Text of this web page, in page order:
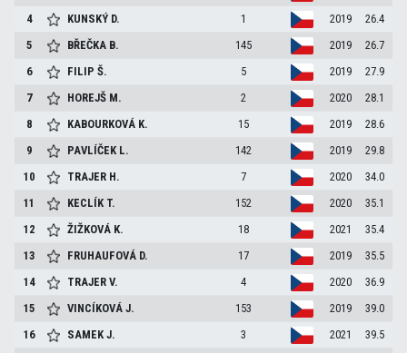
4
KUNSKÝ D. 1 2019
26.4
5
BŘEČKA B. 145 2019
26.7
6
FILIPŠ. 5 2019
27.9
7
HOREJŠ M. 2 2020
28.1
8
KABOURKOVÁ K. 15 2019
28.6
9
PAVLÍČEK L. 142 2019
29.8
10
TRAJER H. 7 2020
34.0
11
KECLÍK T. 152 2020
35.1
12
ŽIŽKOVÁ K. 18 2021
35.4
13
FRUHAUFOVÁ D. 17 2019
35.5
14
TRAJERV. 4 2020
36.9
15
VINCÍKOVÁJ. 153 2019
39.0
16
SAMEKJ. 3 2021
39.5